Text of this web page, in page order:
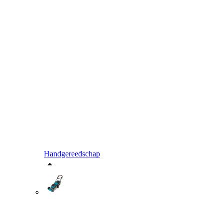
Handgereedschap